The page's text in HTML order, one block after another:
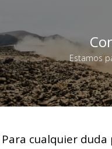
Estamos
Para cualquier